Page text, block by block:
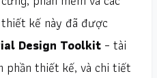
kế này đã được
Design Toolkit – tài
phần thiết kế, và chi tiết